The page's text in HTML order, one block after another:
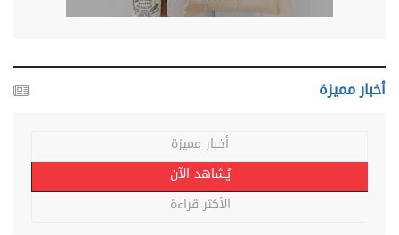
أخبار مميزة
أخبار مميزة
يُشاهد الآن
الأكثر قراءة